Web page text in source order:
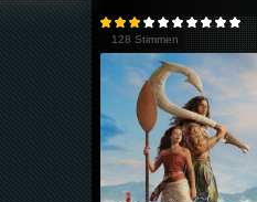
128 Stimmen